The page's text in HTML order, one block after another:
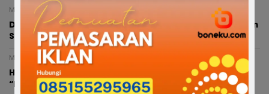
Minggu, 9 Agustus 2026 - 12:15 WITA
Dokumen Tambang Belum Lengkap, Gubernur Jatuhkan
Sanksi Perusahaan Tambang di Lampoko
Minggu, 9 Agustus 2026 - 02:46 WITA
Heboh! Suami Kerja di Luar Kota, Istri Diduga
“Digoyang” Pria Lain hingga Berujung Penggerebekan